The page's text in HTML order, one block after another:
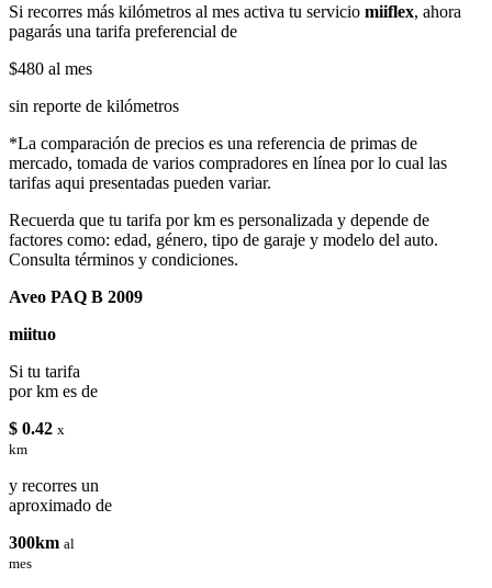
Si recorres más kilómetros al mes activa tu servicio miiflex, ahora
pagarás una tarifa preferencial de
$480 al mes
sin reporte de kilómetros
*La comparación de precios es una referencia de primas de
mercado, tomada de varios compradores en línea por lo cual las
tarifas aqui presentadas pueden variar.
Recuerda que tu tarifa por km es personalizada y depende de
factores como: edad, género, tipo de garaje y modelo del auto.
Consulta términos y condiciones.
Aveo PAQ B 2009
miituo
Si tu tarifa
por km es de
$ 0.42 x
km
y recorres un
aproximado de
300km al
mes